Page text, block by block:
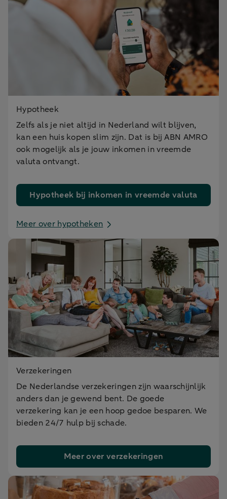
Hypotheek
Zelfs als je niet altijd in Nederland wilt blijven,
kan een huis kopen slim zijn. Dat is bij ABN AMRO
ook mogelijk als je jouw inkomen in vreemde
valuta ontvangt.
Hypotheek bij inkomen in vreemde valuta
Meer over hypotheken
Verzekeringen
De Nederlandse verzekeringen zijn waarschijnlijk
anders dan jegewend bent. De goede
verzekering kan je een hoop gedoe besparen.We
bieden 24/7 hulp bij schade.
Meer over verzekeringen